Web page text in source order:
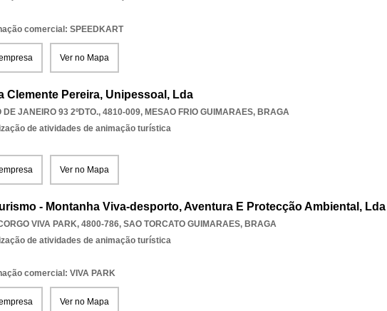
comercial: SPEEDKART
Ver no Mapa
Clemente Pereira, Unipessoal, Lda
DE JANEIRO 93 2ºDTO., 4810-009, MESAO FRIO GUIMARAES, BRAGA
de atividades de animação turística
Ver no Mapa
- Montanha Viva-desporto, Aventura E Protecção Ambiental, Lda
VIVA PARK, 4800-786, SAO TORCATO GUIMARAES, BRAGA
de atividades de animação turística
comercial: VIVA PARK
Ver no Mapa